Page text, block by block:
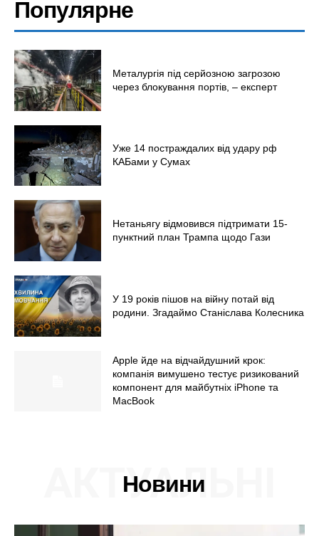
Меню
Київ
Україна
Економіка
Політика
Світ
Технології
Війна
Популярне
Металургія під серйозною загрозою
через блокування портів, – експерт
Уже 14 постраждалих від удару рф
КАБами у Сумах
Нетаньягу відмовився підтримати 15-
пунктний план Трампа щодо Гази
У 19 років пішов на війну потай від
родини. Згадаймо Станіслава Колесника
Apple йде на відчайдушний крок:
компанія вимушено тестує ризикований
компонент для майбутніх iPhone та
MacBook
Новини
АКТУАЛЬНІ